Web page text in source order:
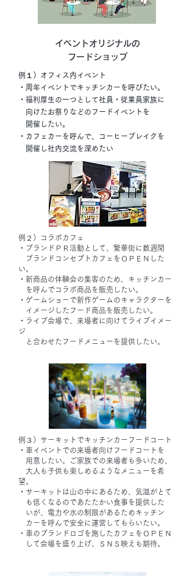
イベントオリジナルの
フードショップ
例１）オフィス内イベント
・周年イベントでキッチンカーを呼びたい。
・福利厚生の一つとして社員・従業員家族に
向けたお祭りなどのフードイベントを
開催したい。
・カフェカーを呼んで、コーヒーブレイクを
開催し社内交流を深めたい
例２）コラボカフェ
・ブランドＰＲ活動として、繁華街に数週間
ブランドコンセプトカフェをＯＰＥＮした
い。
・新商品の体験会の集客のため、キッチンカー
を呼んでコラボ商品を販売したい。
・ゲームショーで新作ゲームのキャラクターを
イメージしたフード商品を販売したい。
・ライブ会場で、来場者に向けてライブイメー
ジ
と合わせたフードメニューを提供したい。
例３）サーキットでキッチンカーフードコート
・車イベントでの来場者向けフードコートを
用意したい。ご家族での来場者も多いため、
大人も子供も楽しめるようなメニューを希
望。
・サーキットは山の中にあるため、気温がとて
も低くなるのであたたかい食事を提供した
いが、電力や水の制限があるためキッチン
カーを呼んで安全に運営してもらいたい。
・車のブランドロゴを施したカフェをＯＰＥＮ
して会場を盛り上げ、ＳＮＳ映えも期待。